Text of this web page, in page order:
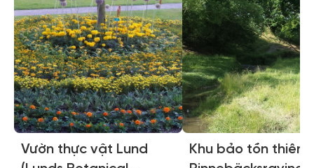
Vườn thực vật Lund
Khu bảo tồn thiên